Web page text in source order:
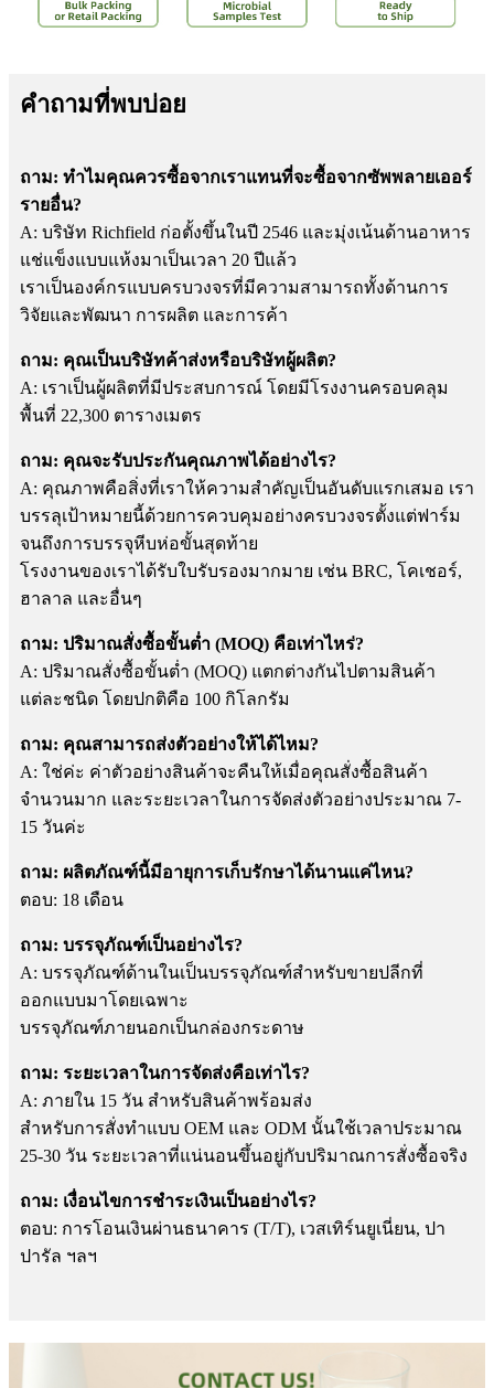
คำถามที่พบบ่อย
ถาม: ทำไมคุณควรซื้อจากเราแทนที่จะซื้อจากซัพพลายเออร์
รายอื่น?
A: บริษัท Richfield ก่อตั้งขึ้นในปี 2546 และมุ่งเน้นด้านอาหาร
แช่แข็งแบบแห้งมาเป็นเวลา 20 ปีแล้ว
เราเป็นองค์กรแบบครบวงจรที่มีความสามารถทั้งด้านการ
วิจัยและพัฒนา การผลิต และการค้า
ถาม: คุณเป็นบริษัทค้าส่งหรือบริษัทผู้ผลิต?
A: เราเป็นผู้ผลิตที่มีประสบการณ์ โดยมีโรงงานครอบคลุม
พื้นที่ 22,300 ตารางเมตร
ถาม: คุณจะรับประกันคุณภาพได้อย่างไร?
A: คุณภาพคือสิ่งที่เราให้ความสำคัญเป็นอันดับแรกเสมอ เรา
บรรลุเป้าหมายนี้ด้วยการควบคุมอย่างครบวงจรตั้งแต่ฟาร์ม
จนถึงการบรรจุหีบห่อขั้นสุดท้าย
โรงงานของเราได้รับใบรับรองมากมาย เช่น BRC, โคเชอร์,
ฮาลาล และอื่นๆ
ถาม: ปริมาณสั่งซื้อขั้นต่ำ (MOQ) คือเท่าไหร่?
A: ปริมาณสั่งซื้อขั้นต่ำ (MOQ) แตกต่างกันไปตามสินค้า
แต่ละชนิด โดยปกติคือ 100 กิโลกรัม
ถาม: คุณสามารถส่งตัวอย่างให้ได้ไหม?
A: ใช่ค่ะ ค่าตัวอย่างสินค้าจะคืนให้เมื่อคุณสั่งซื้อสินค้า
จำนวนมาก และระยะเวลาในการจัดส่งตัวอย่างประมาณ 7-
15 วันค่ะ
ถาม: ผลิตภัณฑ์นี้มีอายุการเก็บรักษาได้นานแค่ไหน?
ตอบ: 18 เดือน
ถาม: บรรจุภัณฑ์เป็นอย่างไร?
A: บรรจุภัณฑ์ด้านในเป็นบรรจุภัณฑ์สำหรับขายปลีกที่
ออกแบบมาโดยเฉพาะ
บรรจุภัณฑ์ภายนอกเป็นกล่องกระดาษ
ถาม: ระยะเวลาในการจัดส่งคือเท่าไร?
A: ภายใน 15 วัน สำหรับสินค้าพร้อมส่ง
สำหรับการสั่งทำแบบ OEM และ ODM นั้นใช้เวลาประมาณ
25-30 วัน ระยะเวลาที่แน่นอนขึ้นอยู่กับปริมาณการสั่งซื้อจริง
ถาม: เงื่อนไขการชำระเงินเป็นอย่างไร?
ตอบ: การโอนเงินผ่านธนาคาร (T/T), เวสเทิร์นยูเนี่ยน, ปา
ปารัล ฯลฯ